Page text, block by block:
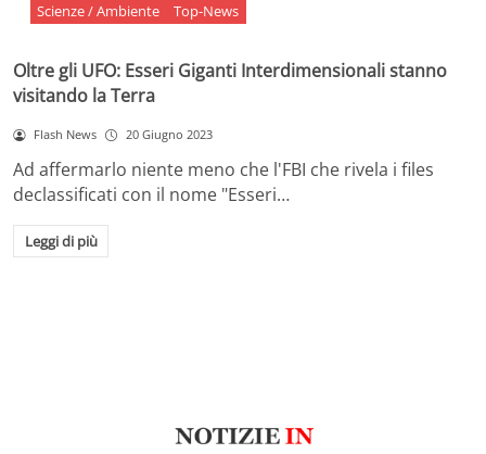
Scienze / Ambiente Top-News
Oltre gli UFO: Esseri Giganti Interdimensionali stanno
visitando la Terra
Flash News 20 Giugno 2023
Ad affermarlo niente meno che l'FBI che rivela i files
declassificati con il nome "Esseri…
Leggi di più